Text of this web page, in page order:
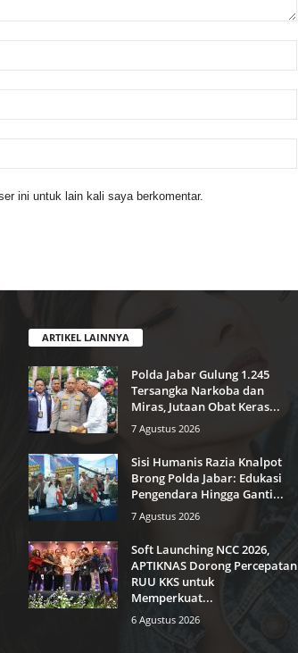
ini untuk lain kali saya berkomentar.
ARTIKEL LAINNYA
Polda Jabar Gulung 1.245
Tersangka Narkoba dan
Miras, Jutaan Obat Keras...
7 Agustus 2026
Sisi Humanis Razia Knalpot
Brong Polda Jabar: Edukasi
Pengendara Hingga Ganti...
7 Agustus 2026
Soft Launching NCC 2026,
APTIKNAS Dorong Percepatan
RUU KKS untuk
Memperkuat...
6 Agustus 2026